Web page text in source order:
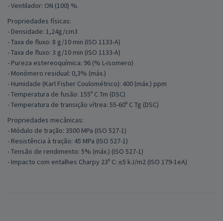
- Ventilador: ON (100) %.
Propriedades físicas:
- Densidade: 1,24g/cm3
- Taxa de fluxo: 8 g/10 min (ISO 1133-A)
- Taxa de fluxo: 3 g/10 min (ISO 1133-A)
- Pureza estereoquímica: 96 (% L-isomero)
- Monómero residual: 0,3% (máx.)
- Humidade (Karl Fisher Coulométrico): 400 (máx.) ppm
- Temperatura de fusão: 155º C Tm (DSC)
- Temperatura de transição vítrea: 55-60º C Tg (DSC)
Propriedades mecânicas:
- Módulo de tração: 3500 MPa (ISO 527-1)
- Resistência à tração: 45 MPa (ISO 527-1)
- Tensão de rendimento: 5% (máx.) (ISO 527-1)
- Impacto com entalhes Charpy 23º C: ≤5 kJ/m2 (ISO 179-1eA)